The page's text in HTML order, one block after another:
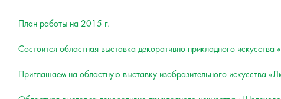
План работы на 2015 г.
Состоится областная выставка декоративно-прикладного
Приглашаем на областную выставку изобразительного искусства